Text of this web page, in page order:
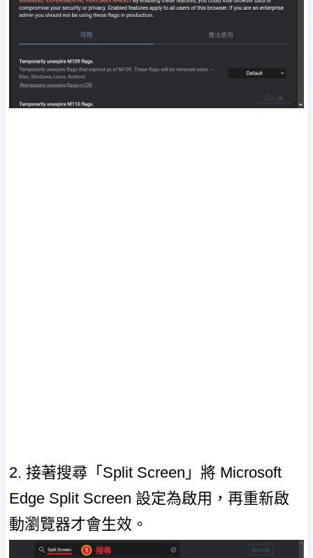
2. 接著搜尋「Split Screen」將 Microsoft
Edge Split Screen 設定為啟用，再重新啟
動瀏覽器才會生效。